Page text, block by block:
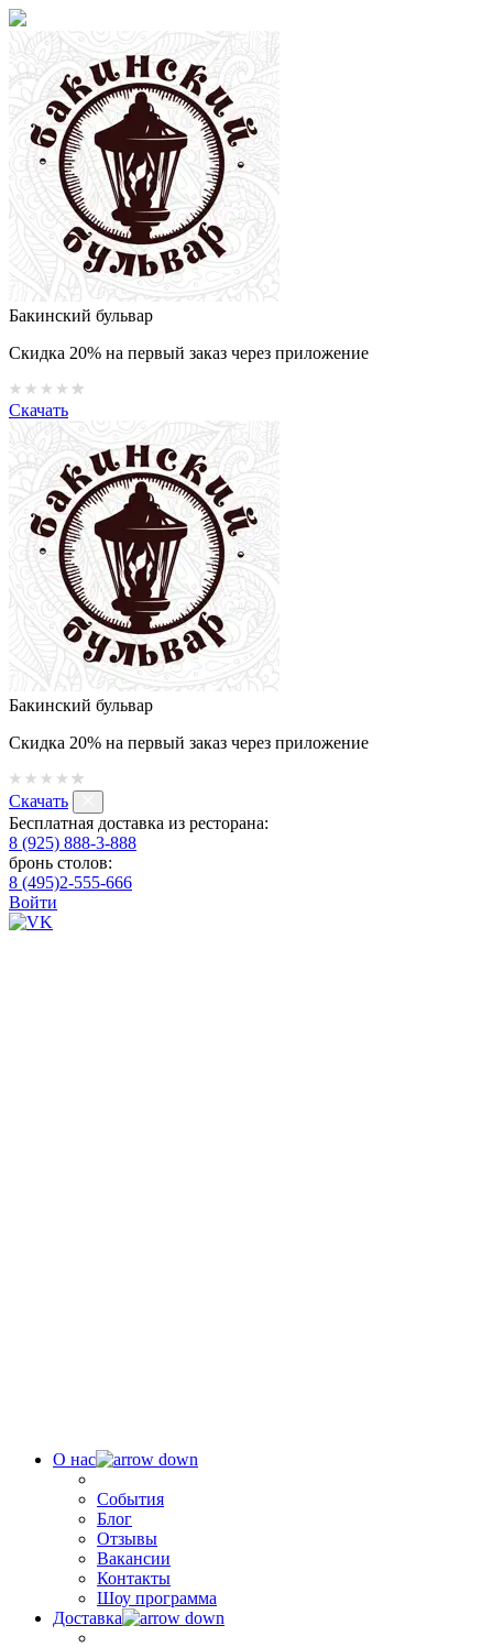
Бакинский бульвар
Скидка 20% на первый заказ через приложение
Скачать
Бакинский бульвар
Скидка 20% на первый заказ через приложение
Скачать
Бесплатная доставка из ресторана:
8 (925) 888-3-888
бронь столов:
8 (495)2-555-666
Войти
О нас
События
Блог
Отзывы
Вакансии
Контакты
Шоу программа
Доставка